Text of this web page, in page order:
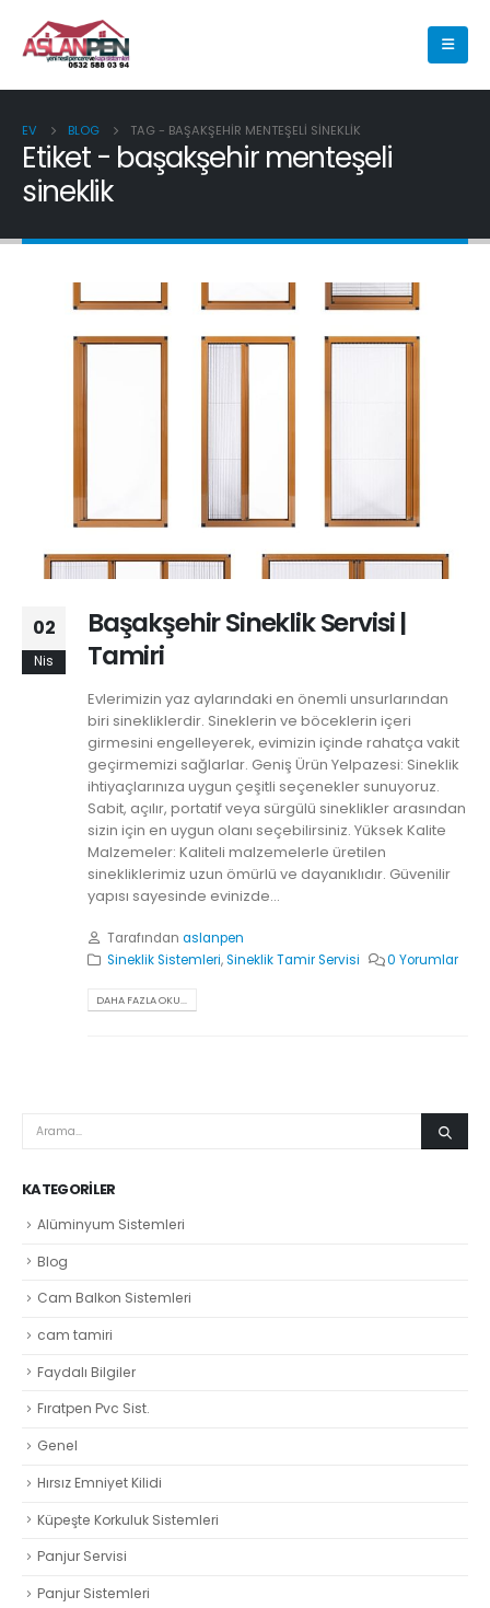
EV BLOG TAG - BAŞAKŞEHIR MENTEŞELI SINEKLIK
Etiket - başakşehir menteşeli
sineklik
02
Nis
Başakşehir Sineklik Servisi |
Tamiri
Evlerimizin yaz aylarındaki en önemli unsurlarından
biri sinekliklerdir. Sineklerin ve böceklerin içeri
girmesini engelleyerek, evimizin içinde rahatça vakit
geçirmemizi sağlarlar. Geniş Ürün Yelpazesi: Sineklik
ihtiyaçlarınıza uygun çeşitli seçenekler sunuyoruz.
Sabit, açılır, portatif veya sürgülü sineklikler arasından
sizin için en uygun olanı seçebilirsiniz. Yüksek Kalite
Malzemeler: Kaliteli malzemelerle üretilen
sinekliklerimiz uzun ömürlü ve dayanıklıdır. Güvenilir
yapısı sayesinde evinizde...
Tarafından aslanpen
Sineklik Sistemleri,Sineklik Tamir Servisi 0 Yorumlar
DAHA FAZLA OKU...
KATEGORILER
Alüminyum Sistemleri
Blog
Cam Balkon Sistemleri
cam tamiri
Faydalı Bilgiler
Fıratpen Pvc Sist.
Genel
Hırsız Emniyet Kilidi
Küpeşte Korkuluk Sistemleri
Panjur Servisi
Panjur Sistemleri